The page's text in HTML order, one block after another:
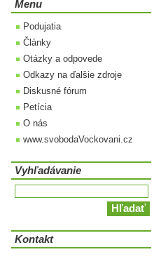
Menu
Podujatia
Články
Otázky a odpovede
Odkazy na ďalšie zdroje
Diskusné fórum
Petícia
O nás
www.svobodaVockovani.cz
Vyhľadávanie
Kontakt